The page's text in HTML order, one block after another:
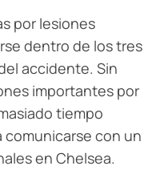
por lesiones
dentro de los tres
accidente. Sin
importantes por
tiempo
con un
en Chelsea.